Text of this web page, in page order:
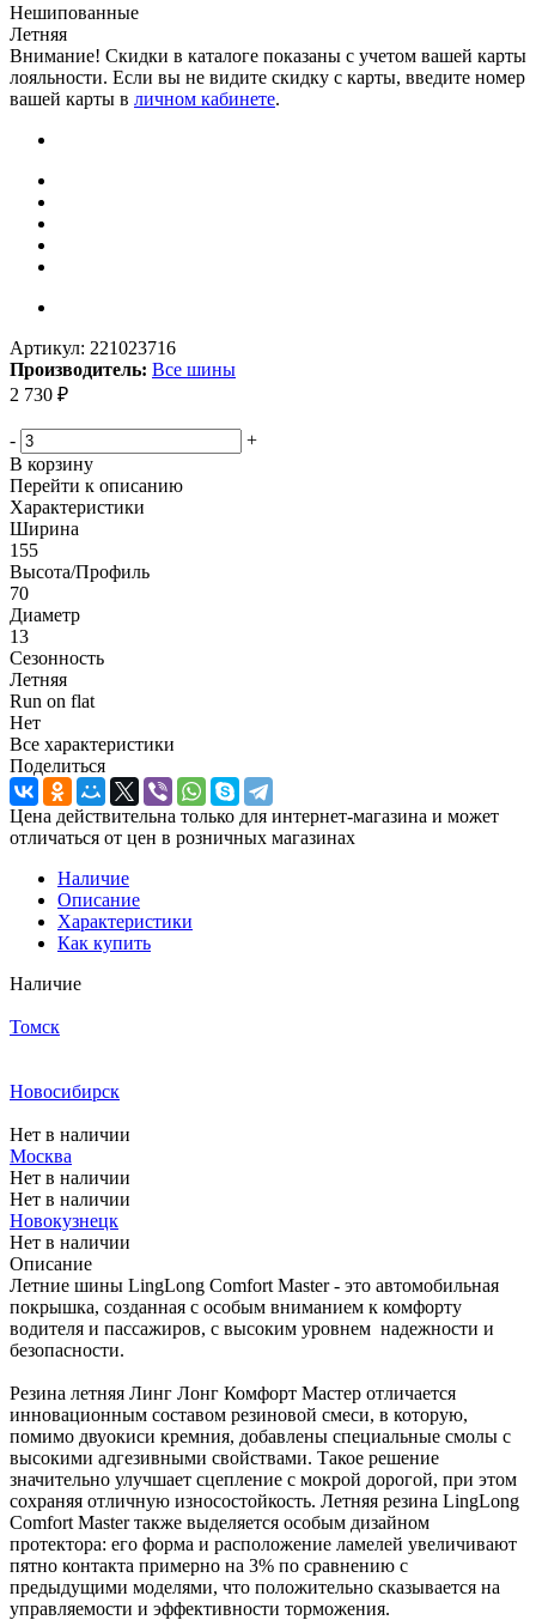
Нешипованные
Летняя
Внимание! Скидки в каталоге показаны с учетом вашей карты
лояльности. Если вы не видите скидку с карты, введите номер
вашей карты в личном кабинете.
Артикул: 221023716
Производитель: Все шины
2 730 ₽
-
+
В корзину
Перейти к описанию
Характеристики
Ширина
155
Высота/Профиль
70
Диаметр
13
Сезонность
Летняя
Run on flat
Нет
Все характеристики
Поделиться
Цена действительна только для интернет-магазина и может
отличаться от цен в розничных магазинах
Наличие
Описание
Характеристики
Как купить
Наличие
Томск
Новосибирск
Нет в наличии
Москва
Нет в наличии
Нет в наличии
Новокузнецк
Нет в наличии
Описание
Летние шины LingLong Comfort Master - это автомобильная
покрышка, созданная с особым вниманием к комфорту
водителя и пассажиров, с высоким уровнем надежности и
безопасности.
Резина летняя Линг Лонг Комфорт Мастер отличается
инновационным составом резиновой смеси, в которую,
помимо двуокиси кремния, добавлены специальные смолы с
высокими адгезивными свойствами. Такое решение
значительно улучшает сцепление с мокрой дорогой, при этом
сохраняя отличную износостойкость. Летняя резина LingLong
Comfort Master также выделяется особым дизайном
протектора: его форма и расположение ламелей увеличивают
пятно контакта примерно на 3% по сравнению с
предыдущими моделями, что положительно сказывается на
управляемости и эффективности торможения.